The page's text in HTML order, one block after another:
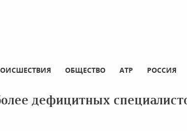
ОБЩЕСТВО АТР РОССИЯ
дефицитных